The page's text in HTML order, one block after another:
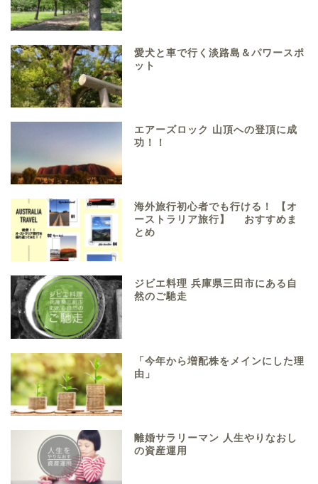
愛犬と車で行く淡路島＆パワースポ
ット
エアーズロック 山頂への登頂に成
功！！
海外旅行初心者でも行ける！ 【オ
ーストラリア旅行】 おすすめま
とめ
ジビエ料理 兵庫県三田市にある自
然のご馳走
「今年から増配株をメインにした理
由」
離婚サラリーマン 人生やりなおし
の資産運用